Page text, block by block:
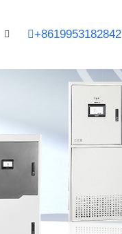
+8619953182842